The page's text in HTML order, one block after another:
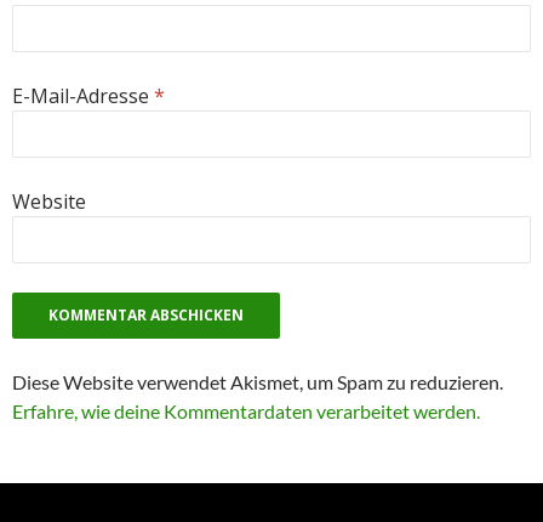
E-Mail-Adresse *
Website
Diese Website verwendet Akismet, um Spam zu reduzieren.
Erfahre, wie deine Kommentardaten verarbeitet werden.